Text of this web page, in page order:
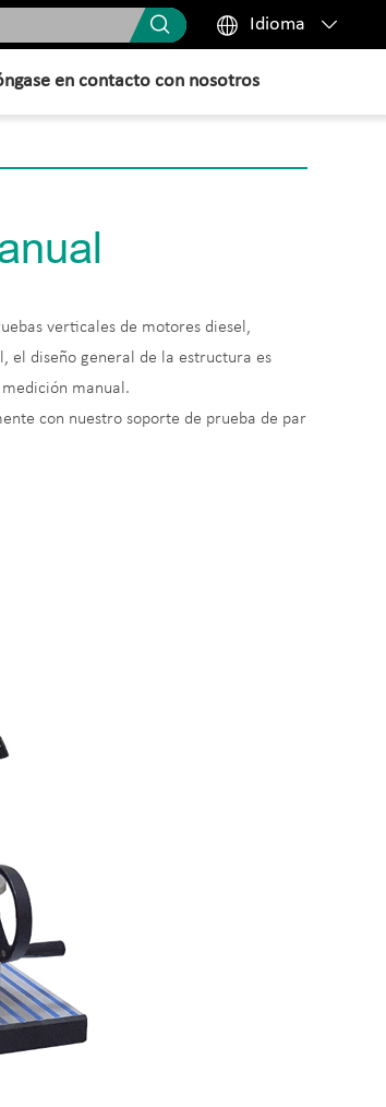
  Idioma 
en contacto con nosotros
verticales de motores diesel,
el diseño general de la estructura es
manual.
con nuestro soporte de prueba de par